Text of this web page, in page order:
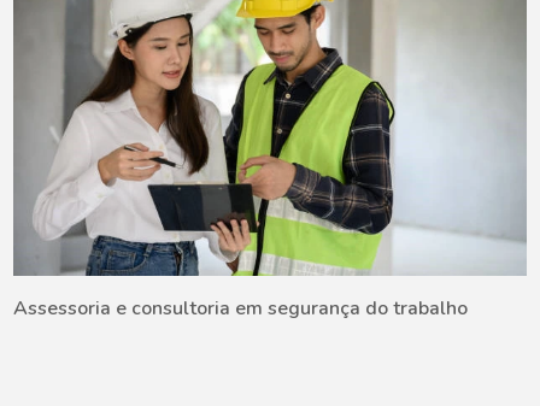
Assessoria e consultoria em segurança do trabalho